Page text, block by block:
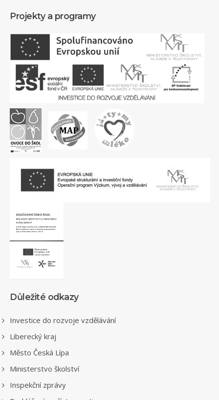
Projekty a programy
Důležité odkazy
Investice do rozvoje vzdělávání
Liberecký kraj
Město Česká Lípa
Ministerstvo školství
Inspekční zprávy